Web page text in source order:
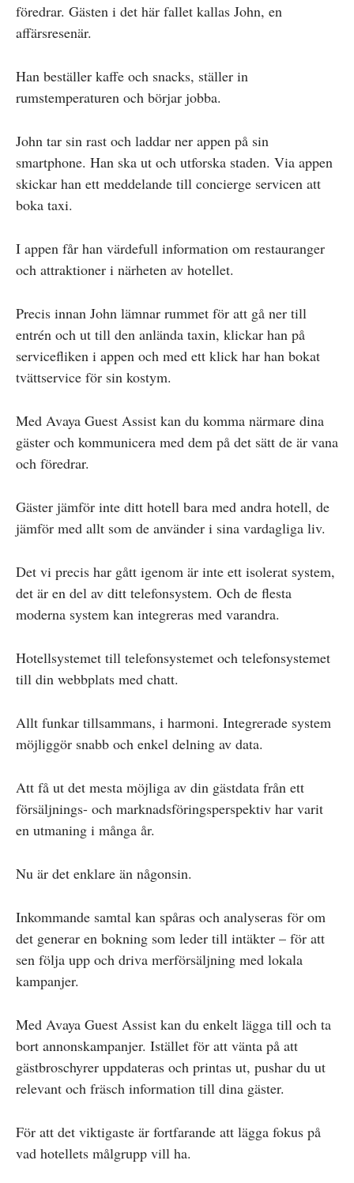
föredrar. Gästen i det här fallet kallas John, en
affärsresenär.
Han beställer kaffe och snacks, ställer in
rumstemperaturen och börjar jobba.
John tar sin rast och laddar ner appen på sin
smartphone. Han ska ut och utforska staden. Via appen
skickar han ett meddelande till concierge servicen att
boka taxi.
I appen får han värdefull information om restauranger
och attraktioner i närheten av hotellet.
Precis innan John lämnar rummet för att gå ner till
entrén och ut till den anlända taxin, klickar han på
servicefliken i appen och med ett klick har han bokat
tvättservice för sin kostym.
Med Avaya Guest Assist kan du komma närmare dina
gäster och kommunicera med dem på det sätt de är vana
och föredrar.
Gäster jämför inte ditt hotell bara med andra hotell, de
jämför med allt som de använder i sina vardagliga liv.
Det vi precis har gått igenom är inte ett isolerat system,
det är en del av ditt telefonsystem. Och de flesta
moderna system kan integreras med varandra.
Hotellsystemet till telefonsystemet och telefonsystemet
till din webbplats med chatt.
Allt funkar tillsammans, i harmoni. Integrerade system
möjliggör snabb och enkel delning av data.
Att få ut det mesta möjliga av din gästdata från ett
försäljnings- och marknadsföringsperspektiv har varit
en utmaning i många år.
Nu är det enklare än någonsin.
Inkommande samtal kan spåras och analyseras för om
det generar en bokning som leder till intäkter – för att
sen följa upp och driva merförsäljning med lokala
kampanjer.
Med Avaya Guest Assist kan du enkelt lägga till och ta
bort annonskampanjer. Istället för att vänta på att
gästbroschyrer uppdateras och printas ut, pushar du ut
relevant och fräsch information till dina gäster.
För att det viktigaste är fortfarande att lägga fokus på
vad hotellets målgrupp vill ha.